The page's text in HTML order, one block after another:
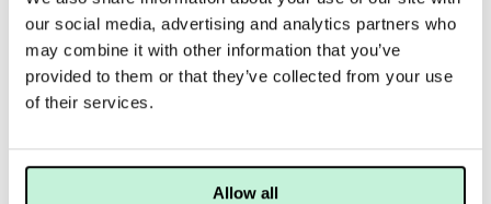
our social media, advertising and analytics partners who
may combine it with other information that you’ve
provided to them or that they’ve collected from your use
of their services.
Allow all
Sorbet – varm medium mjukt korallröd
Scarlet – kall medium mjukt röd
Candy Apple – kall medium-mörkröd